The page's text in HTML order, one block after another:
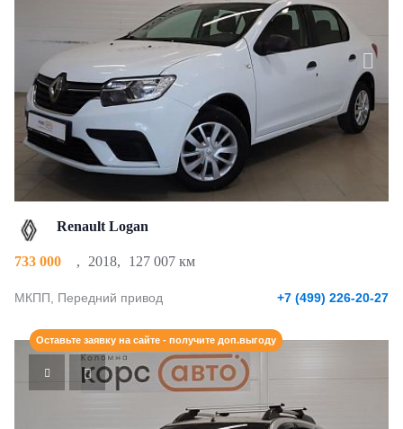
Renault Logan
733 000 , 2018, 127 007 км
МКПП, Передний привод +7 (499) 226-20-27
Оставьте заявку на сайте - получите доп.выгоду